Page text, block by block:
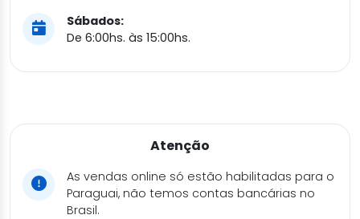
Sábados:
De 6:00hs. às 15:00hs.
Atenção
As vendas online só estão habilitadas para o
Paraguai, não temos contas bancárias no
Brasil.